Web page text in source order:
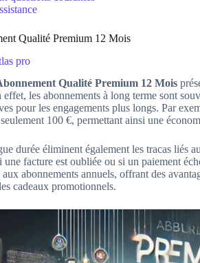
Qualité Premium 12 Mois
pro
Qualité Premium 12 Mois
les abonnements à long terme sont
pour les engagements plus longs. Par
100 €, permettant ainsi une
durée éliminent également les tracas liés
facture est oubliée ou si un paiement
abonnements annuels, offrant des
cadeaux promotionnels.